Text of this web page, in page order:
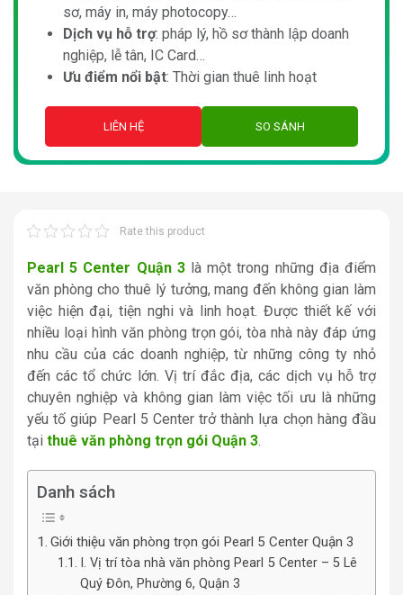
sơ, máy in, máy photocopy…
Dịch vụ hỗ trợ: pháp lý, hồ sơ thành lập doanh
nghiệp, lễ tân, IC Card…
Ưu điểm nổi bật: Thời gian thuê linh hoạt
LIÊN HỆ SO SÁNH
Rate this product
Pearl 5 Center Quận 3là một trong những địa điểm
văn phòng cho thuê lý tưởng, mang đến không gian làm
việc hiện đại, tiện nghi và linh hoạt. Được thiết kế với
nhiều loại hình văn phòng trọn gói, tòa nhà này đáp ứng
nhu cầu của các doanh nghiệp, từ những công ty nhỏ
đến các tổ chức lớn. Vị trí đắc địa, các dịch vụ hỗ trợ
chuyên nghiệp và không gian làm việc tối ưu là những
yếu tố giúp Pearl 5 Center trở thành lựa chọn hàng đầu
tại thuê văn phòng trọn gói Quận 3.
Danh sách
Giới thiệu văn phòng trọn gói Pearl 5 Center Quận 3
I. Vị trí tòa nhà văn phòng Pearl 5 Center – 5 Lê
Quý Đôn, Phường 6, Quận 3